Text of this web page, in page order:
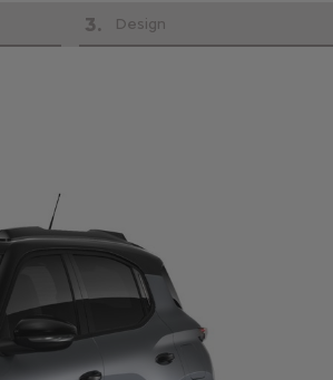
3. Design